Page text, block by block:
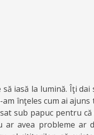
iasă la lumină. Îţi dai
înţeles cum ai ajuns
sub papuc pentru
ar avea probleme ar